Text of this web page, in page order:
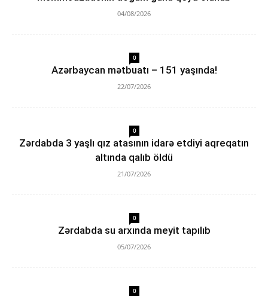
04/08/2026
0
Azərbaycan mətbuatı – 151 yaşında!
22/07/2026
0
Zərdabda 3 yaşlı qız atasının idarə etdiyi aqreqatın
altında qalıb öldü
21/07/2026
0
Zərdabda su arxında meyit tapılıb
05/07/2026
0